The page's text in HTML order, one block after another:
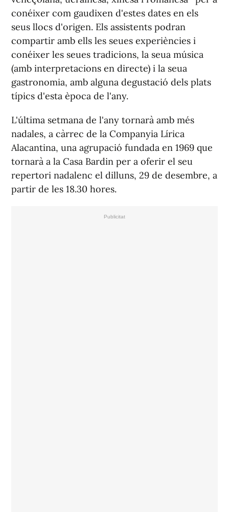
conéixer com gaudixen d'estes dates en els
seus llocs d'origen. Els assistents podran
compartir amb ells les seues experiències i
conéixer les seues tradicions, la seua música
(amb interpretacions en directe) i la seua
gastronomia, amb alguna degustació dels plats
típics d'esta època de l'any.
L'última setmana de l'any tornarà amb més
nadales, a càrrec de la Companyia Lírica
Alacantina, una agrupació fundada en 1969 que
tornarà a la Casa Bardin per a oferir el seu
repertori nadalenc el dilluns, 29 de desembre, a
partir de les 18.30 hores.